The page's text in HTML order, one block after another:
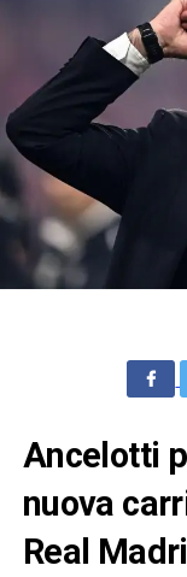
Ancelotti
nuova
Real